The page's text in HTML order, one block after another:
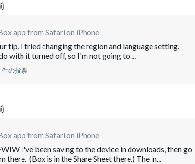
app from Safari on iPhone
tip, I tried changing the region and language setting.
with it turned off, so I'm not going to ...
件の投票
app from Safari on iPhone
I've been saving to the device in downloads, then go
(Box is in the Share Sheet there.) The in...